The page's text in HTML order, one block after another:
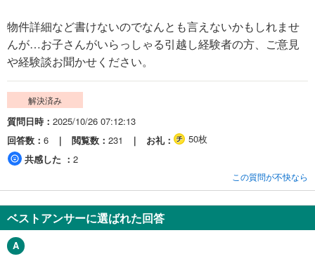
物件詳細など書けないのでなんとも言えないかもしれませ
んが…お子さんがいらっしゃる引越し経験者の方、ご意見
や経験談お聞かせください。
解決済み
質問日時
2025/10/26 07:12:13
回答数
6 閲覧数 231 お礼
50枚
共感した
2
この質問が不快なら
ベストアンサーに選ばれた回答